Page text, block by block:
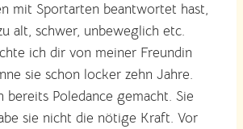
mit Sportarten beantwortet hast,
alt, schwer, unbeweglich etc.
ich dir von meiner Freundin
sie schon locker zehn Jahre.
bereits Poledance gemacht. Sie
sie nicht die nötige Kraft. Vor